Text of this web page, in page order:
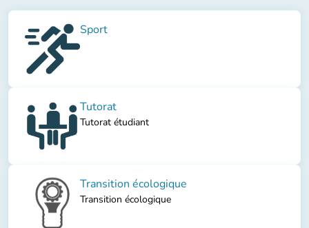
Sport
Tutorat
Tutorat étudiant
Transition écologique
Transition écologique